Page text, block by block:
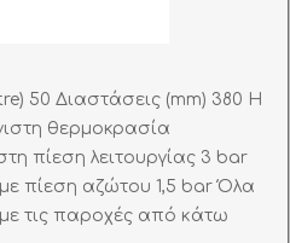
50 Διαστάσεις (mm) 380 H
θερμοκρασία
πίεση λειτουργίας 3 bar
πίεση αζώτου 1,5 bar Όλα
τις παροχές από κάτω